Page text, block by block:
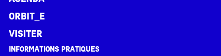
ORBIT_E
Visiter
Informations pratiques